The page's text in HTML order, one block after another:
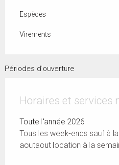
Espèces
Virements
Périodes d'ouverture
Horaires et services
Toute l'année 2026
Tous les week-ends sauf à
aoutaout location à la